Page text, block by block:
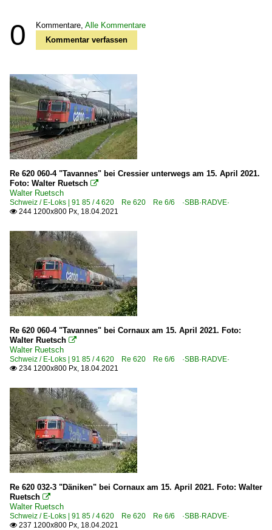
0 Kommentare, Alle Kommentare
Kommentar verfassen
Re 620 060-4 "Tavannes" bei Cressier unterwegs am 15. April 2021.
Foto: Walter Ruetsch 
Walter Ruetsch
Schweiz / E-Loks | 91 85 / 4 620 Re 620 Re 6/6 ·SBB·RADVE·
 244 1200x800 Px, 18.04.2021
Re 620 060-4 "Tavannes" bei Cornaux am 15. April 2021. Foto:
Walter Ruetsch 
Walter Ruetsch
Schweiz / E-Loks | 91 85 / 4 620 Re 620 Re 6/6 ·SBB·RADVE·
 234 1200x800 Px, 18.04.2021
Re 620 032-3 "Däniken" bei Cornaux am 15. April 2021. Foto: Walter
Ruetsch 
Walter Ruetsch
Schweiz / E-Loks | 91 85 / 4 620 Re 620 Re 6/6 ·SBB·RADVE·
 237 1200x800 Px, 18.04.2021